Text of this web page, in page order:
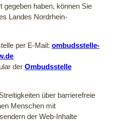
gegeben haben, können Sie
Landes Nordrhein-
per E-Mail: ombudsstelle-
der Ombudsstelle
über barrierefreie
Menschen mit
der Web-Inhalte